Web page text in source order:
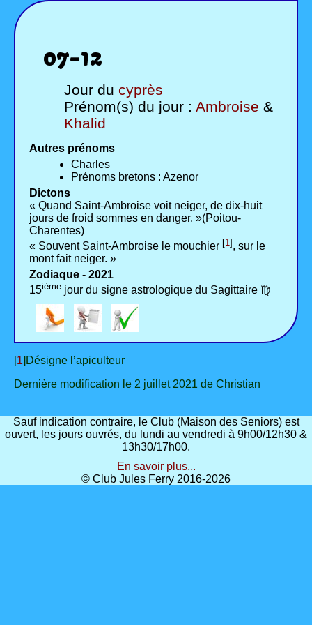
07-12
Jour du cyprès
Prénom(s) du jour : Ambroise &
Khalid
Autres prénoms
Charles
Prénoms bretons : Azenor
Dictons
« Quand Saint-Ambroise voit neiger, de dix-huit
jours de froid sommes en danger. »(Poitou-
Charentes)
« Souvent Saint-Ambroise le mouchier [1] , sur le
mont fait neiger. »
Zodiaque - 2021
15ième jour du signe astrologique du Sagittaire ♍
[1]Désigne l’apiculteur
Dernière modification le 2 juillet 2021 de Christian
Sauf indication contraire, le Club (Maison des Seniors) est
ouvert, les jours ouvrés, du lundi au vendredi à 9h00/12h30 &
13h30/17h00.
En savoir plus...
© Club Jules Ferry 2016-2026